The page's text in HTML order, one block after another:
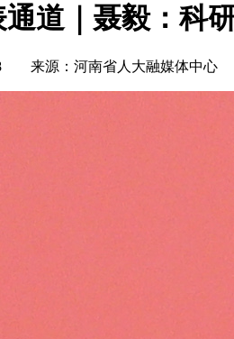
通道｜聂毅：科
来源：河南省人大融媒体中心